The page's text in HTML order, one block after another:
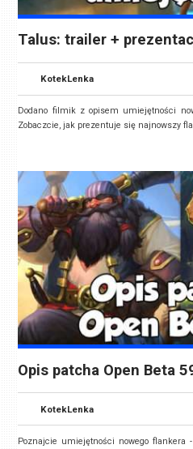
Talus: trailer +
KotekLenka
Dodano filmik z opisem umiejętności
Zobaczcie, jak prezentuje się najnowszy
Opis patcha Open Beta
KotekLenka
Poznajcie umiejętności nowego